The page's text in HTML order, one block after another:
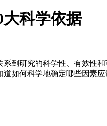
科学依据
到研究的科学性、有效性
如何科学地确定哪些因素